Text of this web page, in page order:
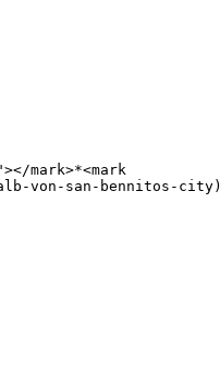
mark>*<mark
von-san-bennitos-city)